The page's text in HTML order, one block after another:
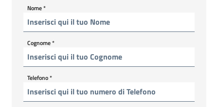
Nome*
Cognome*
Telefono*